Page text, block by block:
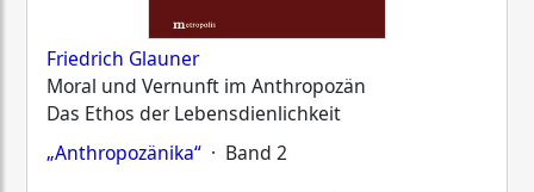
Friedrich Glauner
Moral und Vernunft im Anthropozän
Das Ethos der Lebensdienlichkeit
„Anthropozänika“ · Band 2